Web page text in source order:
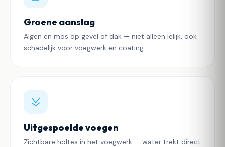
Groene aanslag
Algen en mos op gevel of dak — niet alleen lelijk, ook
schadelijk voor voegwerk en coating.
Uitgespoelde voegen
Zichtbare holtes in het voegwerk — water trekt direct